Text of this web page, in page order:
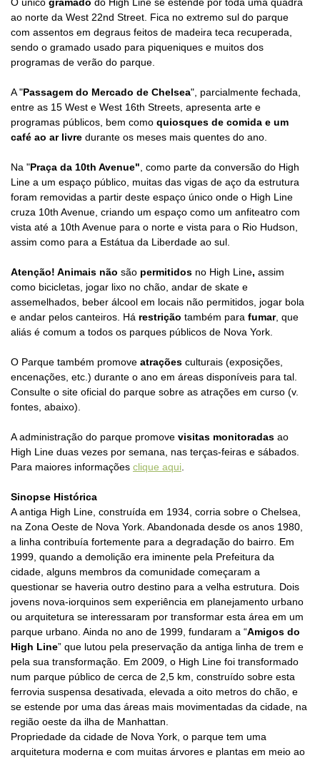
ao norte da West 22nd Street. Fica no extremo sul do parque
com assentos em degraus feitos de madeira teca recuperada,
sendo o gramado usado para piqueniques e muitos dos
programas de verão do parque.
A "Passagem do Mercado de Chelsea", parcialmente fechada,
entre as 15 West e West 16th Streets, apresenta arte e
programas públicos, bem como quiosques de comida e um
café ao ar livre durante os meses mais quentes do ano.
Na "Praça da 10th Avenue" , como parte da conversão do High
Line a um espaço público, muitas das vigas de aço da estrutura
foram removidas a partir deste espaço único onde o High Line
cruza 10th Avenue, criando um espaço como um anfiteatro com
vista até a 10th Avenue para o norte e vista para o Rio Hudson,
assim como para a Estátua da Liberdade ao sul.
Atenção! Animais não são permitidos no High Line, assim
como bicicletas, jogar lixo no chão, andar de skate e
assemelhados, beber álcool em locais não permitidos, jogar bola
e andar pelos canteiros. Há restrição também para fumar, que
aliás é comum a todos os parques públicos de Nova York.
O Parque também promove atrações culturais (exposições,
encenações, etc.) durante o ano em áreas disponíveis para tal.
Consulte o site oficial do parque sobre as atrações em curso (v.
fontes, abaixo).
A administração do parque promove visitas monitoradas ao
High Line duas vezes por semana, nas terças-feiras e sábados.
Para maiores informações clique aqui
Sinopse Histórica
A antiga High Line, construída em 1934, corria sobre o Chelsea,
na Zona Oeste de Nova York. Abandonada desde os anos 1980,
a linha contribuía fortemente para a degradação do bairro. Em
1999, quando a demolição era iminente pela Prefeitura da
cidade, alguns membros da comunidade começaram a
questionar se haveria outro destino para a velha estrutura. Dois
jovens nova-iorquinos sem experiência em planejamento urbano
ou arquitetura se interessaram por transformar esta área em um
parque urbano. Ainda no ano de 1999, fundaram a “Amigos do
High Line” que lutou pela preservação da antiga linha de trem e
pela sua transformação. Em 2009, o High Line foi transformado
num parque público de cerca de 2,5 km, construído sobre esta
ferrovia suspensa desativada, elevada a oito metros do chão, e
se estende por uma das áreas mais movimentadas da cidade, na
região oeste da ilha de Manhattan.
Propriedade da cidade de Nova York, o parque tem uma
arquitetura moderna e com muitas árvores e plantas em meio ao